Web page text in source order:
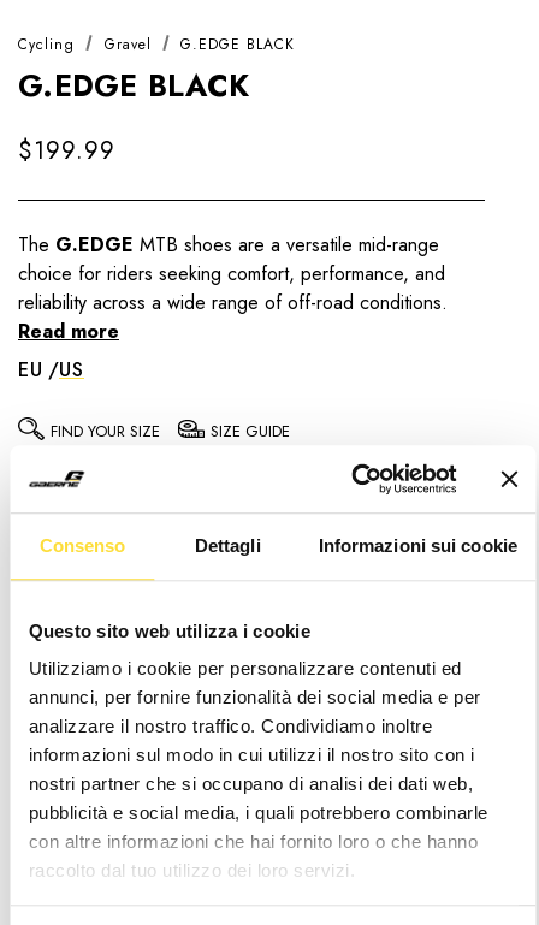
Consenso Dettagli Informazioni sui cookie
Questo sito web utilizza i cookie
Utilizziamo i cookie per personalizzare contenuti ed
annunci, per fornire funzionalità dei social media e per
analizzare il nostro traffico. Condividiamo inoltre
informazioni sul modo in cui utilizzi il nostro sito con i
nostri partner che si occupano di analisi dei dati web,
pubblicità e social media, i quali potrebbero combinarle
con altre informazioni che hai fornito loro o che hanno
raccolto dal tuo utilizzo dei loro servizi.
Cycling Gravel G.EDGE BLACK
G.EDGE BLACK
$199.99
The G.EDGE MTB shoes are a versatile mid-range
choice for riders seeking comfort, performance, and
reliability across a wide range of off-road conditions.
Read more
EU
US
FIND YOUR SIZE SIZE GUIDE
5.5 42.5(EU)
9 43.5 9.5 10 10.5 45.5(EU)
11 12
Prices include duties – no extra costs
upon delivery
Notice : It seems like you are visiting us from
Your location appears to be outside of our
shipping coverage area
Hurry
up!
only
Current
Stock: